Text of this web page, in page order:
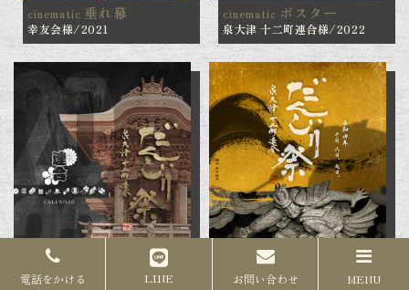
cinematic 垂れ幕
幸友会様/2021
cinematic ポスター
泉大津 十二町連合様/2022
電話をかける LINE お問い合わせ MENU